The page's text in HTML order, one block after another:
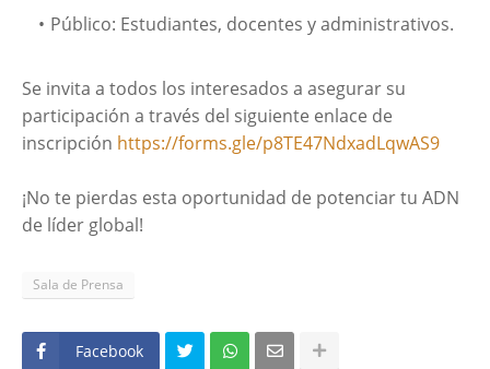
Público: Estudiantes, docentes y administrativos.
Se invita a todos los interesados a asegurar su
participación a través del siguiente enlace de
inscripción https://forms.gle/p8TE47NdxadLqwAS9
¡No te pierdas esta oportunidad de potenciar tu ADN
de líder global!
Sala de Prensa
Facebook